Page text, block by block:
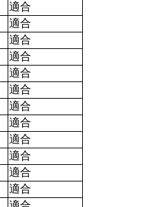
適合
適合
適合
適合
適合
適合
適合
適合
適合
適合
適合
適合